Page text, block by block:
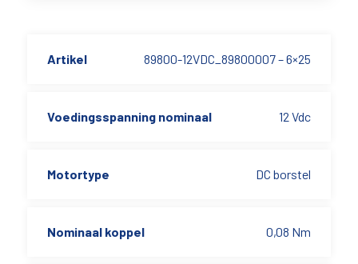
Artikel 89800-12VDC_89800007 – 6×25
Voedingsspanning nominaal 12 Vdc
Motortype DC borstel
Nominaal koppel 0,08 Nm